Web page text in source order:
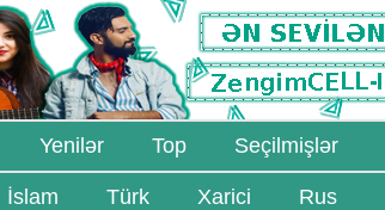
Yenilər Top Seçilmişlər
İslam Türk Xarici Rus